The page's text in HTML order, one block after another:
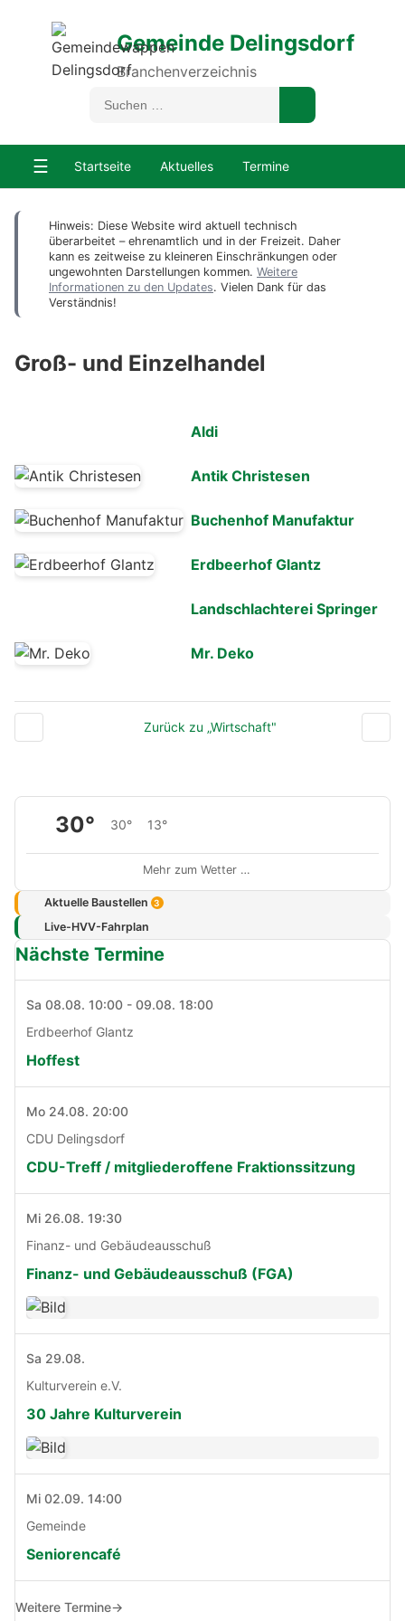
Gemeinde Delingsdorf
Branchenverzeichnis
☰ Startseite Aktuelles Termine
Hinweis: Diese Website wird aktuell technisch
überarbeitet – ehrenamtlich und in der Freizeit. Daher
kann es zeitweise zu kleineren Einschränkungen oder
ungewohnten Darstellungen kommen. Weitere
Informationen zu den Updates. Vielen Dank für das
Verständnis!
Groß- und Einzelhandel
Aldi
Antik Christesen
Buchenhof Manufaktur
Erdbeerhof Glantz
Landschlachterei Springer
Mr. Deko
Zurück zu „Wirtschaft"
30° 30° 13°
Mehr zum Wetter …
Aktuelle Baustellen 3
Live-HVV-Fahrplan
Nächste Termine
Sa 08.08. 10:00 - 09.08. 18:00
Erdbeerhof Glantz
Hoffest
Mo 24.08. 20:00
CDU Delingsdorf
CDU-Treff / mitgliederoffene Fraktionssitzung
Mi 26.08. 19:30
Finanz- und Gebäudeausschuß
Finanz- und Gebäudeausschuß (FGA)
Sa 29.08.
Kulturverein e.V.
30 Jahre Kulturverein
Mi 02.09. 14:00
Gemeinde
Seniorencafé
Weitere Termine→